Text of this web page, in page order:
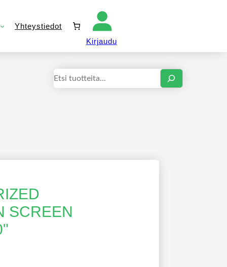
Yhteystiedot
Kirjaudu
Haku
SCREEN